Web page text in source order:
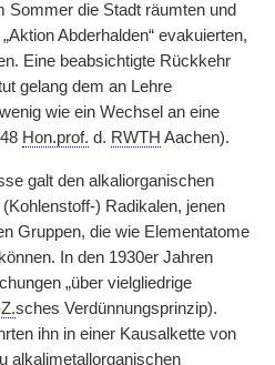
Sommer die Stadt räumten und
Abderhalden“ evakuierten,
Eine beabsichtigte Rückkehr
gelang dem an Lehre
wie ein Wechsel an eine
Hon.prof. d. RWTH Aachen).
galt den alkaliorganischen
) Radikalen, jenen
Gruppen, die wie Elementatome
In den 1930er Jahren
„über vielgliedrige
Z.sches Verdünnungsprinzip).
ihn in einer Kausalkette von
alkalimetallorganischen